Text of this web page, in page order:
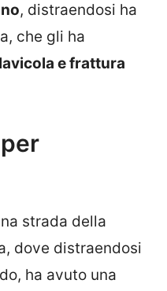
, distraendosi ha
che gli ha
e frattura
strada della
dove distraendosi
ha avuto una